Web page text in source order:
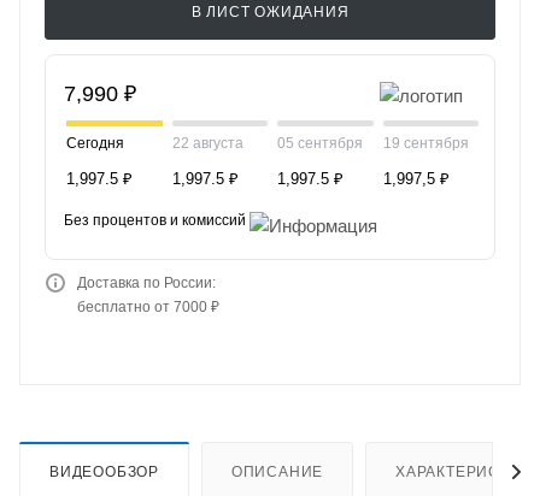
В ЛИСТ ОЖИДАНИЯ
7,990 ₽
Сегодня
1,997.5 ₽
22 августа
1,997.5 ₽
05 сентября
1,997.5 ₽
19 сентября
1,997,5 ₽
Без процентов и комиссий
Доставка по России:
бесплатно от 7000 ₽
ВИДЕООБЗОР ОПИСАНИЕ